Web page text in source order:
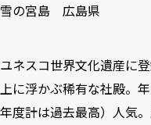
雪の宮島 広島県
ユネスコ世界文化遺産に
上に浮かぶ稀有な社殿。
年度計は過去最高）人気